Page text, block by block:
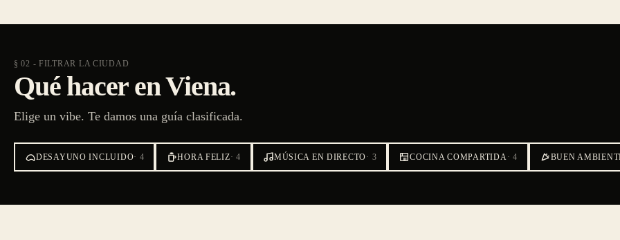
§ 02 - FILTRAR LA CIUDAD
Qué hacer en Viena.
Elige un vibe. Te damos una guía clasificada.
DESAYUNO INCLUIDO· 4 HORA FELIZ·4 MÚSICA EN DIRECTO· 3 COCINA COMPARTIDA· 4 BUEN